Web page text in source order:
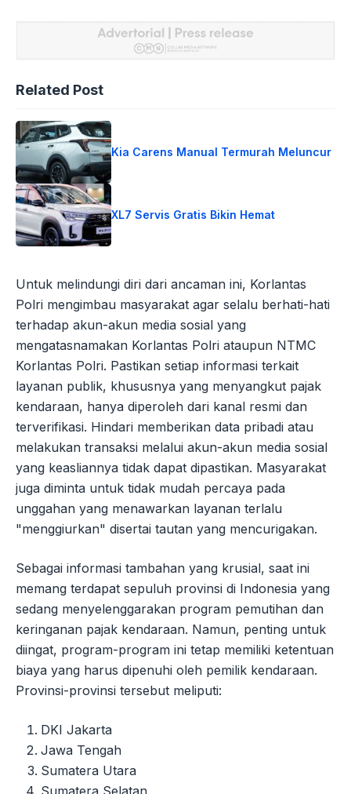
Related Post
Kia Carens Manual Termurah Meluncur
XL7 Servis Gratis Bikin Hemat
Untuk melindungi diri dari ancaman ini, Korlantas
Polri mengimbau masyarakat agar selalu berhati-hati
terhadap akun-akun media sosial yang
mengatasnamakan Korlantas Polri ataupun NTMC
Korlantas Polri. Pastikan setiap informasi terkait
layanan publik, khususnya yang menyangkut pajak
kendaraan, hanya diperoleh dari kanal resmi dan
terverifikasi. Hindari memberikan data pribadi atau
melakukan transaksi melalui akun-akun media sosial
yang keasliannya tidak dapat dipastikan. Masyarakat
juga diminta untuk tidak mudah percaya pada
unggahan yang menawarkan layanan terlalu
"menggiurkan" disertai tautan yang mencurigakan.
Sebagai informasi tambahan yang krusial, saat ini
memang terdapat sepuluh provinsi di Indonesia yang
sedang menyelenggarakan program pemutihan dan
keringanan pajak kendaraan. Namun, penting untuk
diingat, program-program ini tetap memiliki ketentuan
biaya yang harus dipenuhi oleh pemilik kendaraan.
Provinsi-provinsi tersebut meliputi:
DKI Jakarta
Jawa Tengah
Sumatera Utara